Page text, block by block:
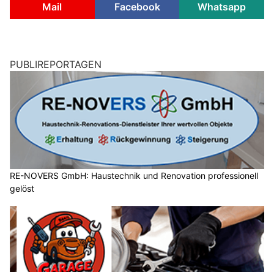
Mail
Facebook Whatsapp
PUBLIREPORTAGEN
RE-NOVERS GmbH: Haustechnik und Renovation professionell
gelöst